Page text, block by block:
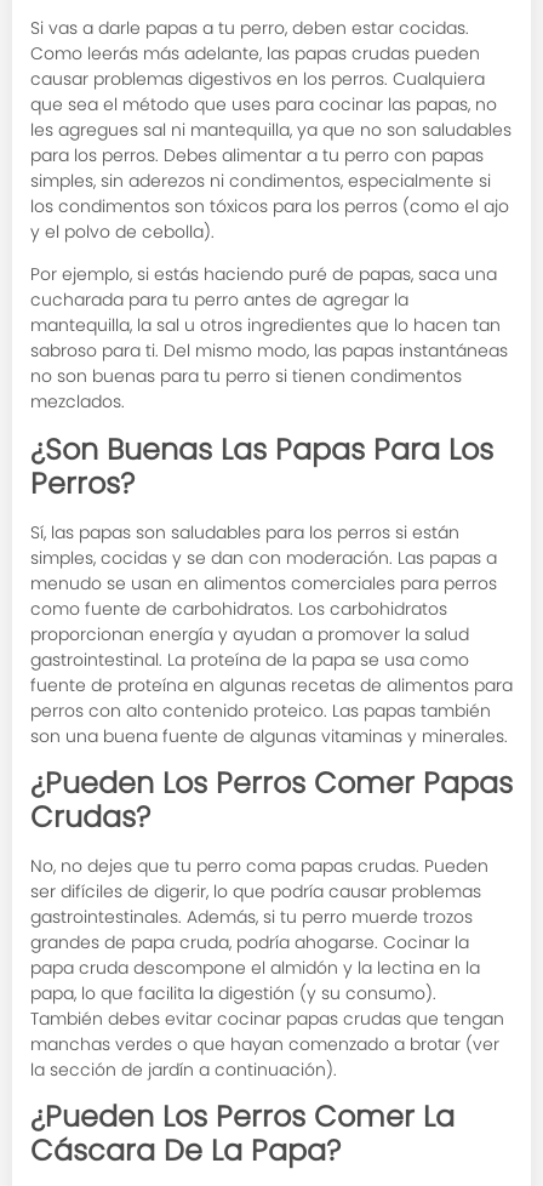
Si vas a darle papas a tu perro, deben estar cocidas.
Como leerás más adelante, las papas crudas pueden
causar problemas digestivos en los perros. Cualquiera
que sea el método que uses para cocinar las papas, no
les agregues sal ni mantequilla, ya que no son saludables
para los perros. Debes alimentar a tu perro con papas
simples, sin aderezos ni condimentos, especialmente si
los condimentos son tóxicos para los perros (como el ajo
y el polvo de cebolla).
Por ejemplo, si estás haciendo puré de papas, saca una
cucharada para tu perro antes de agregar la
mantequilla, la sal u otros ingredientes que lo hacen tan
sabroso para ti. Del mismo modo, las papas instantáneas
no son buenas para tu perro si tienen condimentos
mezclados.
¿Son Buenas Las Papas Para Los
Perros?
Sí, las papas son saludables para los perros si están
simples, cocidas y se dan con moderación. Las papas a
menudo se usan en alimentos comerciales para perros
como fuente de carbohidratos. Los carbohidratos
proporcionan energía y ayudan a promover la salud
gastrointestinal. La proteína de la papa se usa como
fuente de proteína en algunas recetas de alimentos para
perros con alto contenido proteico. Las papas también
son una buena fuente de algunas vitaminas y minerales.
¿Pueden Los Perros Comer Papas
Crudas?
No, no dejes que tu perro coma papas crudas. Pueden
ser difíciles de digerir, lo que podría causar problemas
gastrointestinales. Además, si tu perro muerde trozos
grandes de papa cruda, podría ahogarse. Cocinar la
papa cruda descompone el almidón y la lectina en la
papa, lo que facilita la digestión (y su consumo).
También debes evitar cocinar papas crudas que tengan
manchas verdes o que hayan comenzado a brotar (ver
la sección de jardín a continuación).
¿Pueden Los Perros Comer La
Cáscara De La Papa?